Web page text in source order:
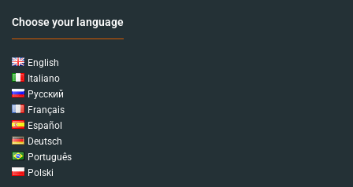
Choose your language
English
Italiano
Русский
Français
Español
Deutsch
Português
Polski